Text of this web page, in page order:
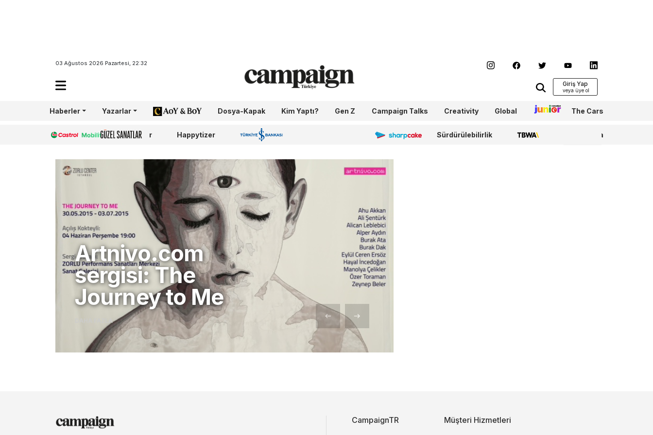
03 Ağustos 2026 Pazartesi, 22:32
Giriş Yap
Haberler Yazarlar AoY/BoY Dosya-Kapak Kim Yaptı? Gen Z Campaign Talks Creativity Global Junior The Cars
Castrol Güzel Sanatlar Happytizer İş Bankası 100.Yıl Sharpcake Sürdürülebilirlik TBWA WPP Media
Artnivo.com
sergisi: The
Journey to Me
DAHA FAZLA
CampaignTR Müşteri Hizmetleri